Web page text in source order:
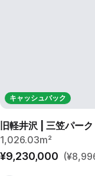
キャッシュバック
旧軽井沢 | 三笠パー
1,026.03m²
¥9,230,000